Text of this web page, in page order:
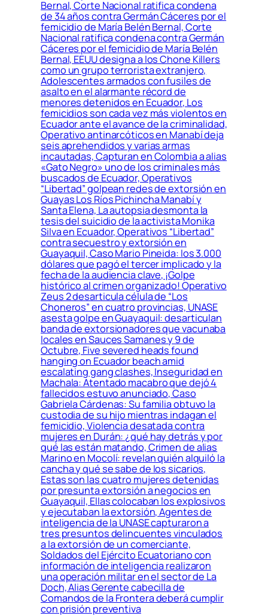
Bernal, Corte Nacional ratifica condena
de 34 años contra Germán Cáceres por el
femicidio de María Belén Bernal, Corte
Nacional ratifica condena contra Germán
Cáceres por el femicidio de María Belén
Bernal, EEUU designa a los Chone Killers
como un grupo terrorista extranjero,
Adolescentes armados con fusiles de
asalto en el alarmante récord de
menores detenidos en Ecuador, Los
femicidios son cada vez más violentos en
Ecuador ante el avance de la criminalidad,
Operativo antinarcóticos en Manabí deja
seis aprehendidos y varias armas
incautadas, Capturan en Colombia a alias
«Gato Negro» uno de los criminales más
buscados de Ecuador, Operativos
“Libertad” golpean redes de extorsión en
Guayas Los Ríos Pichincha Manabí y
Santa Elena, La autopsia desmonta la
tesis del suicidio de la activista Monika
Silva en Ecuador, Operativos “Libertad”
contra secuestro y extorsión en
Guayaquil, Caso Mario Pineida: los 3.000
dólares que pagó el tercer implicado y la
fecha de la audiencia clave, ¡Golpe
histórico al crimen organizado! Operativo
Zeus 2 desarticula célula de “Los
Choneros” en cuatro provincias, UNASE
asesta golpe en Guayaquil: desarticulan
banda de extorsionadores que vacunaba
locales en Sauces Samanes y 9 de
Octubre, Five severed heads found
hanging on Ecuador beach amid
escalating gang clashes, Inseguridad en
Machala: Atentado macabro que dejó 4
fallecidos estuvo anunciado, Caso
Gabriela Cárdenas: Su familia obtuvo la
custodia de su hijo mientras indagan el
femicidio, Violencia desatada contra
mujeres en Durán: ¿qué hay detrás y por
qué las están matando, Crimen de alias
Marino en Mocolí: revelan quién alquiló la
cancha y qué se sabe de los sicarios,
Estas son las cuatro mujeres detenidas
por presunta extorsión a negocios en
Guayaquil, Ellas colocaban los explosivos
y ejecutaban la extorsión, Agentes de
inteligencia de la UNASE capturaron a
tres presuntos delincuentes vinculados
a la extorsión de un comerciante,
Soldados del Ejército Ecuatoriano con
información de inteligencia realizaron
una operación militar en el sector de La
Doch, Alias Gerente cabecilla de
Comandos de la Frontera deberá cumplir
con prisión preventiva